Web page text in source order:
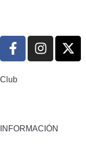
Club
INFORMACIÓN